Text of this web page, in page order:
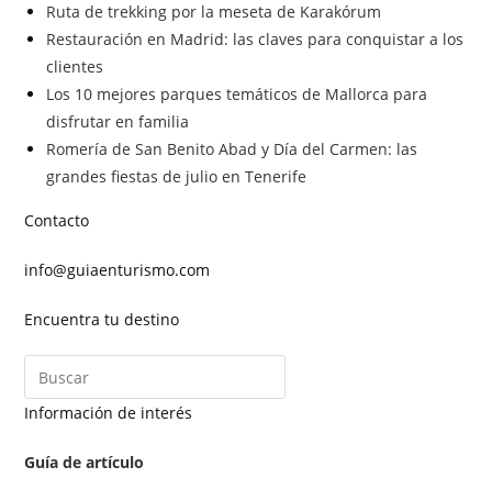
Ruta de trekking por la meseta de Karakórum
Restauración en Madrid: las claves para conquistar a los
clientes
Los 10 mejores parques temáticos de Mallorca para
disfrutar en familia
Romería de San Benito Abad y Día del Carmen: las
grandes fiestas de julio en Tenerife
Contacto
info@guiaenturismo.com
Encuentra tu destino
Información de interés
Guía de artículo